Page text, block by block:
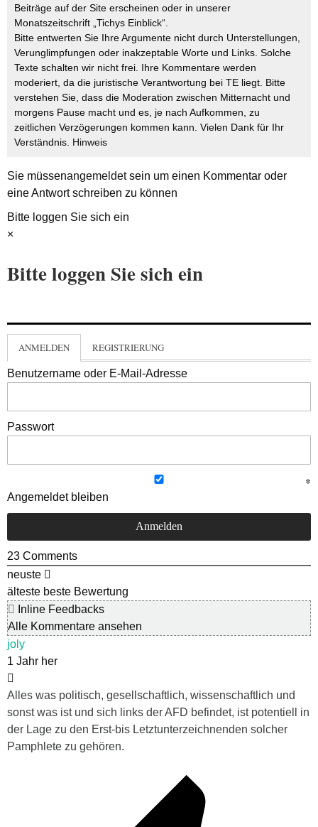
Beiträge auf der Site erscheinen oder in unserer
Monatszeitschrift „Tichys Einblick“.
Bitte entwerten Sie Ihre Argumente nicht durch Unterstellungen,
Verunglimpfungen oder inakzeptable Worte und Links. Solche
Texte schalten wir nicht frei. Ihre Kommentare werden
moderiert, da die juristische Verantwortung bei TE liegt. Bitte
verstehen Sie, dass die Moderation zwischen Mitternacht und
morgens Pause macht und es, je nach Aufkommen, zu
zeitlichen Verzögerungen kommen kann. Vielen Dank für Ihr
Verständnis. Hinweis
Sie müssenangemeldetsein um einen Kommentar oder
eine Antwort schreiben zu können
Bitte loggen Sie sich ein
×
Bitte loggen Sie sich ein
ANMELDEN REGISTRIERUNG
Benutzername oder E-Mail-Adresse
Passwort
Angemeldet bleiben
23 Comments
neuste
älteste beste Bewertung
Inline Feedbacks
Alle Kommentare ansehen
joly
1 Jahr her
Alles was politisch, gesellschaftlich, wissenschaftlich und
sonst was ist und sich links der AFD befindet, ist potentiell in
der Lage zu den Erst-bis Letztunterzeichnenden solcher
Pamphlete zu gehören.